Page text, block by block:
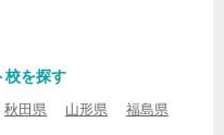
校を探す
秋田県 山形県 福島県